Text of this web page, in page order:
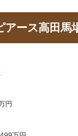
ピアース高
円